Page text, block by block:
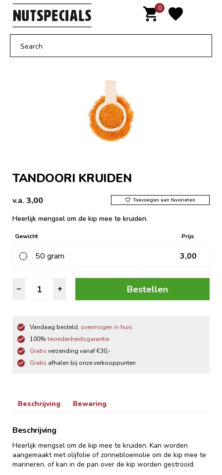
Door
naar
inhoud
0
TANDOORI KRUIDEN
v.a. 3,00 Toevoegen aan favorieten
Heerlijk mengsel om de kip mee te kruiden.
Gewicht Prijs
50 gram 3,00
–
Tandoori
Kruiden
+ Bestellen
Vandaag besteld, overmogen in huis
100% tevredenheidsgarantie
Gratis verzending vanaf €30,-
Gratis afhalen bij onze verkooppunten
Beschrijving Bewaring
Beschrijving
Heerlijk mengsel om de kip mee te kruiden. Kan worden
aangemaakt met olijfolie of zonnebloemolie om de kip mee te
marineren, of kan in de pan over de kip worden gestrooid.